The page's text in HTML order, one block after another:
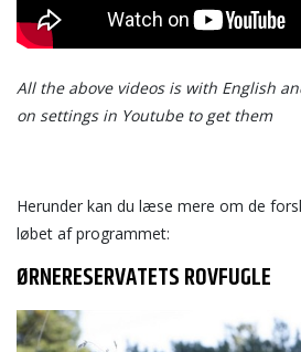
All the above videos is with English
on settings in Youtube to get them
Herunder kan du læse mere om de
løbet af programmet:
ØRNERESERVATETS ROVFUGLE